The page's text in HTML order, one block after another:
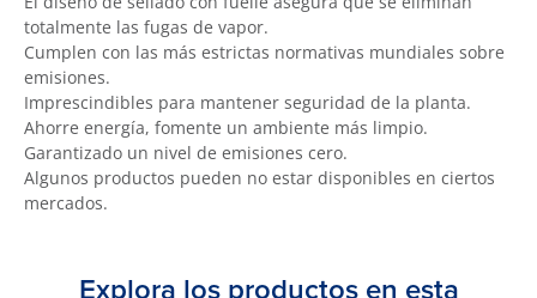
totalmente las fugas de vapor.
Cumplen con las más estrictas normativas mundiales sobre
emisiones.
Imprescindibles para mantener seguridad de la planta.
Ahorre energía, fomente un ambiente más limpio.
Garantizado un nivel de emisiones cero.
Algunos productos pueden no estar disponibles en ciertos
mercados.